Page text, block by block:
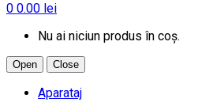
0 0.00 lei
Nu ai niciun produs în coș.
Open Close
Aparataj